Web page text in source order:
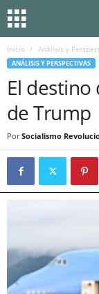
Inicio Análisis y
ANÁLISIS Y PERSPECTIVAS
El
de Trump
Por Socialismo